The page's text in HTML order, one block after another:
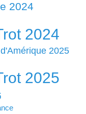
2024
2024
d'Amérique 2025
2025